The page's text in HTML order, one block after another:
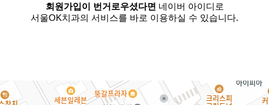
회원가입이 번거로우셨다면 네이버 아이디로
서울OK치과의 서비스를 바로 이용하실 수 있습니다.